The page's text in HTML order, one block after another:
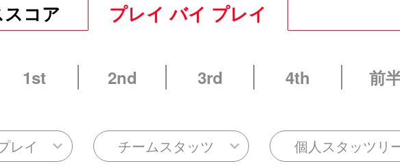
コア プレイ バイ プレイ
1st 2nd 3rd 4th 前
レイ チームスタッツ 個人スタッツリ